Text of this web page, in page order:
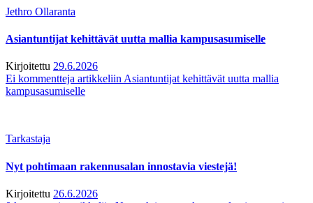
Jethro Ollaranta
Asiantuntijat kehittävät uutta mallia kampusasumiselle
Kirjoitettu 29.6.2026
Ei kommentteja artikkeliin Asiantuntijat kehittävät uutta mallia
kampusasumiselle
Tarkastaja
Nyt pohtimaan rakennusalan innostavia viestejä!
Kirjoitettu 26.6.2026